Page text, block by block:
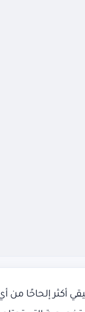
أكثر إلحاحًا